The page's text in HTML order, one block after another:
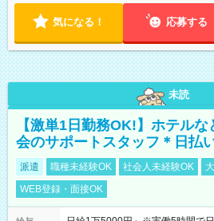
気になる！ 応募する
未読
【激単1日勤務OK!】ホテル
会のサポートスタッフ＊日払
派遣 職種未経験OK 社会人未経験OK
WEB登録・面接OK